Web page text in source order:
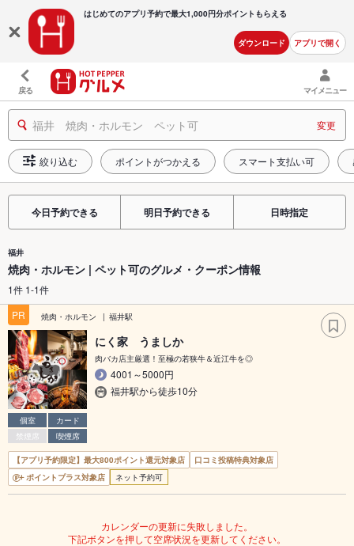
はじめてのアプリ予約で最大1,000円分ポイントもらえる
ダウンロード アプリで開く
戻る マイメニュー
福井 焼肉・ホルモン ペット可 変更
絞り込む ポイントがつかえる スマート支払い可
今日予約できる 明日予約できる 日時指定
福井
焼肉・ホルモン | ペット可のグルメ・クーポン情報
1件 1-1件
PR
焼肉・ホルモン 福井駅
個室
カード
禁煙席
喫煙席
にく家 うましか
肉バカ店主厳選！至極の若狭牛＆近江牛を◎
4001～5000円
福井駅から徒歩10分
【アプリ予約限定】最大800ポイント還元対象店
口コミ投稿特典対象店
ポイントプラス対象店
ネット予約可
カレンダーの更新に失敗しました。
下記ボタンを押して空席状況を更新してください。